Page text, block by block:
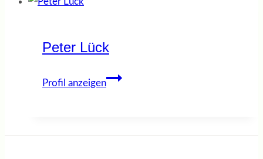
Peter Lück
Profil anzeigenPeter